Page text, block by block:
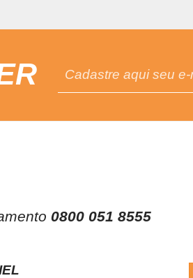
0800 051 8555